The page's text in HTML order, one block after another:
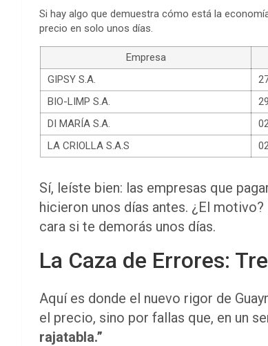
Si hay algo que demuestra cómo está la
precio en solo unos días.
Empresa
GIPSY S.A.
BIO-LIMP S.A.
DI MARÍA S.A.
LA CRIOLLA S.A.S
Sí, leíste bien: las empresas que
hicieron unos días antes. ¿El
cara si te demorás unos días.
La Caza de Errores:
Aquí es donde el nuevo rigor de
el precio, sino por fallas que, en un
rajatabla.”